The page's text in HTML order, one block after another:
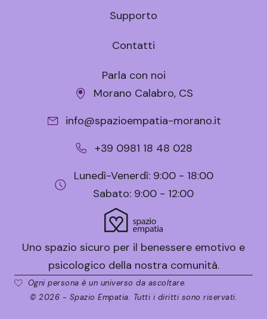
Uno spazio sicuro per il benessere emotivo e
psicologico della nostra comunità.
Morano Calabro, CS
info@spazioempatia-morano.it
+39 0981 18 48 028
Lunedì-Venerdì: 9:00 - 18:00
Sabato: 9:00 - 12:00
Supporto
Contatti
Parla con noi
© 2026 - Spazio Empatia. Tutti i diritti sono riservati.
Ogni persona è un universo da ascoltare.